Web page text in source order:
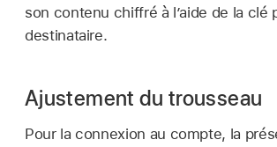
son contenu chiffré à l’aide de la clé
destinataire.
Ajustement du trousseau
Pour la connexion au compte, la